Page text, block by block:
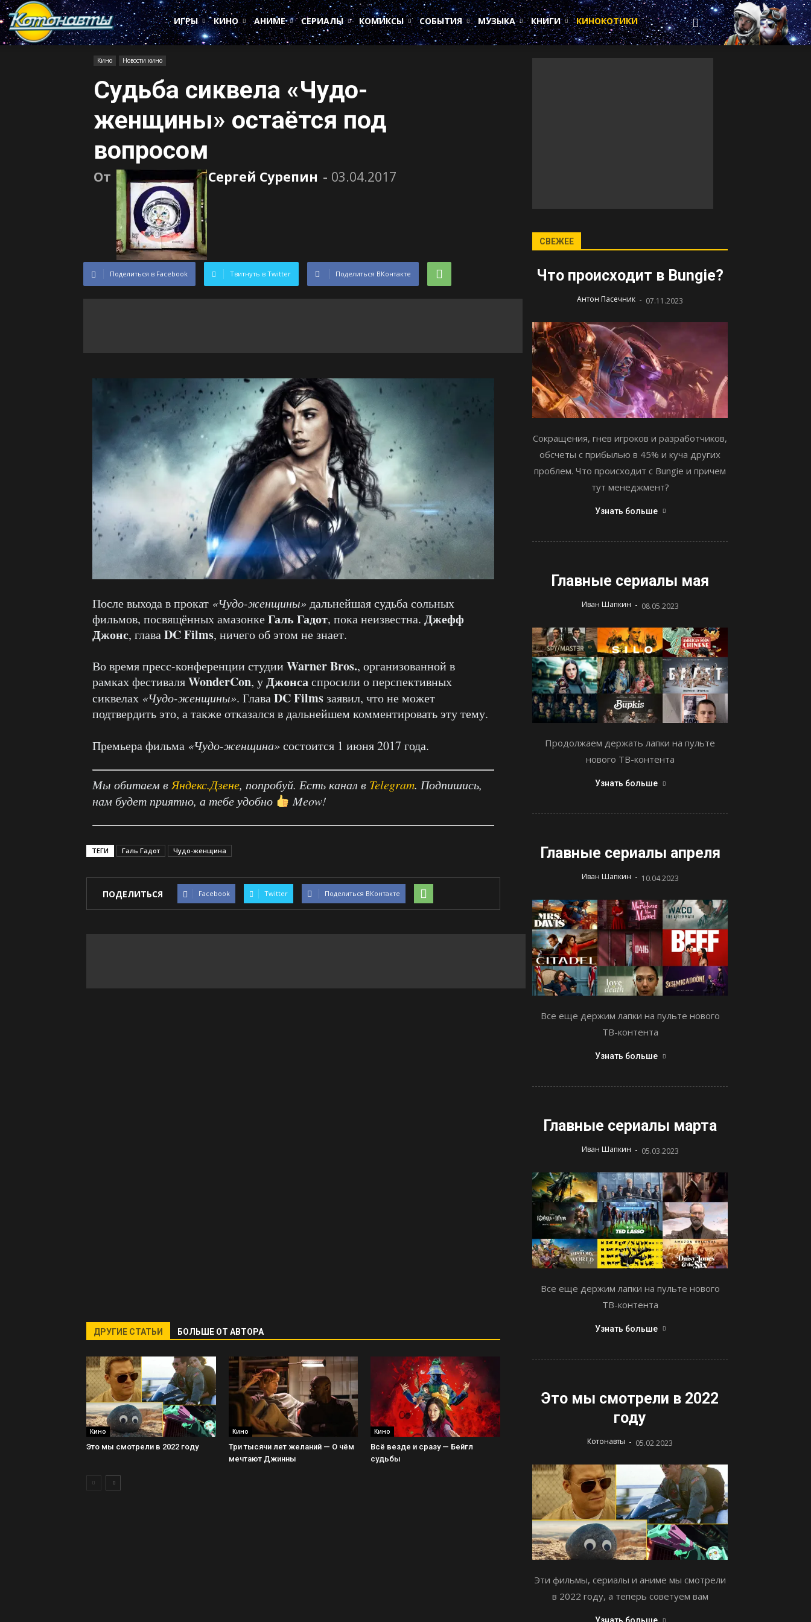
Котонавты
ИГРЫ
КИНО АНИМЕ СЕРИАЛЫ КОМИКСЫ СОБЫТИЯ МУЗЫКА КНИГИ КИНОКОТИКИ
Кино Новости кино
Судьба сиквела «Чудо-
женщины» остаётся под
вопросом
От Сергей Сурепин - 03.04.2017
Поделиться в Facebook Твитнуть в Twitter Поделиться ВКонтакте
После выхода в прокат «Чудо-женщины»дальнейшая судьба сольных
фильмов, посвящённых амазонкеГаль Гадот, пока неизвестна. Джефф
Джонс, главаDC Films, ничего об этом не знает.
Во время пресс-конференции студии Warner Bros., организованной в
рамках фестиваляWonderCon, уДжонсаспросили о перспективных
сиквелах «Чудо-женщины». ГлаваDC Filmsзаявил, что не может
подтвердить это, а также отказался в дальнейшем комментировать эту тему.
Премьера фильма «Чудо-женщина»состоится 1 июня 2017 года.
Мы обитаем в Яндекс.Дзене, попробуй. Есть канал в Telegram. Подпишись,
нам будет приятно, а тебе удобно
Meow!
ТЕГИ Галь Гадот Чудо-женщина
ПОДЕЛИТЬСЯ Facebook Twitter Поделиться ВКонтакте
ДРУГИЕ СТАТЬИ БОЛЬШЕ ОТ АВТОРА
Кино
Это мы смотрели в 2022 году
Кино
Три тысячи лет желаний — О чём
мечтают Джинны
Кино
Всё везде и сразу — Бейгл
судьбы
СВЕЖЕЕ
Что происходит в Bungie?
Антон Пасечник - 07.11.2023
Сокращения, гнев игроков и разработчиков,
обсчеты с прибылью в 45% и куча других
проблем. Что происходит с Bungie и причем
тут менеджмент?
Узнать больше
Главные сериалы мая
Иван Шапкин - 08.05.2023
Продолжаем держать лапки на пульте
нового ТВ-контента
Узнать больше
Главные сериалы апреля
Иван Шапкин - 10.04.2023
Все еще держим лапки на пульте нового
ТВ-контента
Узнать больше
Главные сериалы марта
Иван Шапкин - 05.03.2023
Все еще держим лапки на пульте нового
ТВ-контента
Узнать больше
Это мы смотрели в 2022
году
Котонавты - 05.02.2023
Эти фильмы, сериалы и аниме мы смотрели
в 2022 году, а теперь советуем вам